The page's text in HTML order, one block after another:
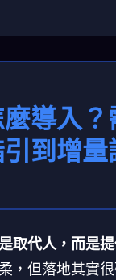
導入？
到增量
取代人，而是
，但落地其實